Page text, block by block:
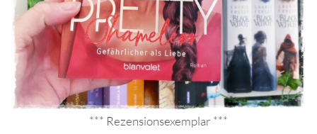
*** Rezensionsexemplar ***